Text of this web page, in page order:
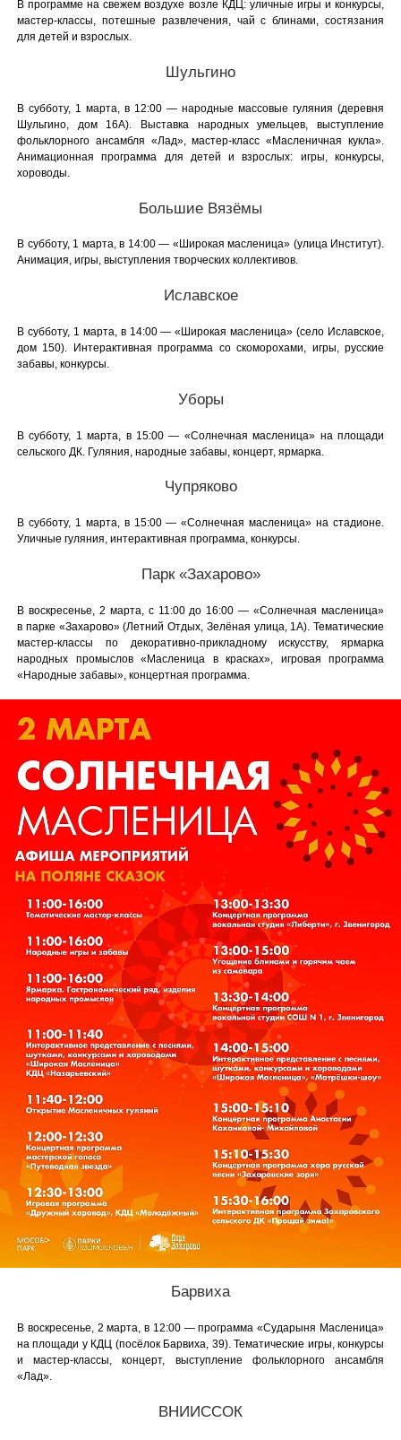
В программе на свежем воздухе возле КДЦ: уличные игры и конкурсы,
мастер-классы, потешные развлечения, чай с блинами, состязания
для детей и взрослых.
Шульгино
В субботу, 1 марта, в 12:00 — народные массовые гуляния (деревня
Шульгино, дом 16А). Выставка народных умельцев, выступление
фольклорного ансамбля «Лад», мастер-класс «Масленичная кукла».
Анимационная программа для детей и взрослых: игры, конкурсы,
хороводы.
Большие Вязёмы
В субботу, 1 марта, в 14:00 — «Широкая масленица» (улица Институт).
Анимация, игры, выступления творческих коллективов.
Иславское
В субботу, 1 марта, в 14:00 — «Широкая масленица» (село Иславское,
дом 150). Интерактивная программа со скоморохами, игры, русские
забавы, конкурсы.
Уборы
В субботу, 1 марта, в 15:00 — «Солнечная масленица» на площади
сельского ДК. Гуляния, народные забавы, концерт, ярмарка.
Чупряково
В субботу, 1 марта, в 15:00 — «Солнечная масленица» на стадионе.
Уличные гуляния, интерактивная программа, конкурсы.
Парк «Захарово»
В воскресенье, 2 марта, с 11:00 до 16:00 — «Солнечная масленица»
в парке «Захарово» (Летний Отдых, Зелёная улица, 1А). Тематические
мастер-классы по декоративно-прикладному искусству, ярмарка
народных промыслов «Масленица в красках», игровая программа
«Народные забавы», концертная программа.
Барвиха
В воскресенье, 2 марта, в 12:00 — программа «Сударыня Масленица»
на площади у КДЦ (посёлок Барвиха, 39). Тематические игры, конкурсы
и мастер-классы, концерт, выступление фольклорного ансамбля
«Лад».
ВНИИССОК